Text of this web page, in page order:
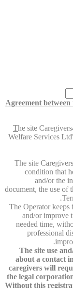
Agreement
The site
Welfare Services
The site
condition that
and/or the
document, the use of
The Operator keeps
and/or improve
needed time,
professional
The site use
about a contact
caregivers will
the legal
Without this